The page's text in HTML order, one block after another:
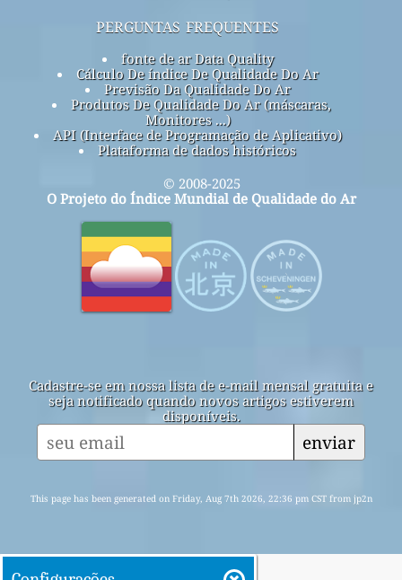
perguntas frequentes
fonte de ar Data Quality
Cálculo De índice De Qualidade Do Ar
Previsão Da Qualidade Do Ar
Produtos De Qualidade Do Ar (máscaras,
Monitores ...)
API (Interface de Programação de Aplicativo)
Plataforma de dados históricos
© 2008-2025
O Projeto do Índice Mundial de Qualidade do Ar
Cadastre-se em nossa lista de e-mail mensal gratuita e
seja notificado quando novos artigos estiverem
disponíveis.
enviar
This page has been generated on Friday, Aug 7th 2026, 22:36 pm CST from jp2n